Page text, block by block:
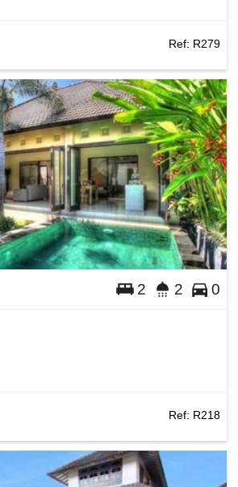
Ref: R279
2 2 0
Ref: R218